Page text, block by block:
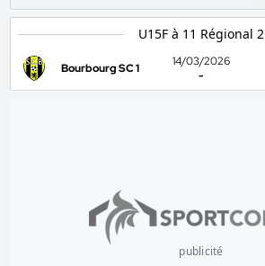
U15F à 11 Régional 2
Bourbourg SC 1
14/03/2026
-
publicité